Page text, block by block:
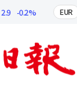
-0.2% EUR